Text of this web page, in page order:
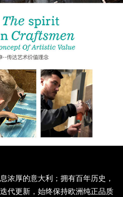
浓厚的意大利；拥有百年历史，
代更新，始终保持欧洲纯正品质